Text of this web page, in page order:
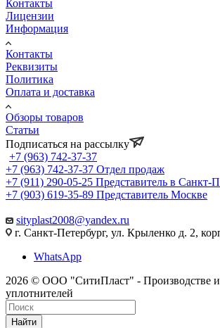
Контакты
Лицензии
Информация
Контакты
Реквизиты
Политика
Оплата и доставка
Обзоры товаров
Статьи
Подписаться на рассылку
+7 (963) 742-37-37
+7 (963) 742-37-37 Отдел продаж
+7 (911) 290-05-25 Представитель в Санкт-
+7 (903) 619-35-89 Представитель Москве
sityplast2008@yandex.ru
г. Санкт-Петербург, ул. Крыленко д. 2,
WhatsApp
2026 © ООО "СитиПласт" - Производстве
уплотнителей
Найти